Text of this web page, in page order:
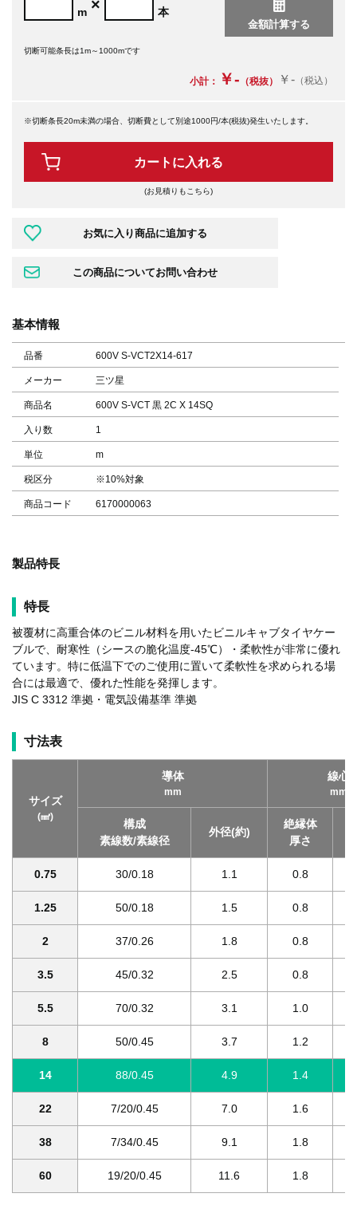
m × 本
切断可能条長は1m～1000mです
小計： ￥- （税抜） ￥- （税込）
※切断条長20m未満の場合、切断費として別途1000円/本(税抜)発生いたします。
カートに入れる
(お見積りもこちら)
基本情報
品番 600V S-VCT2X14-617
メーカー 三ツ星
商品名 600V S-VCT 黒 2C X 14SQ
入り数 1
単位 m
税区分 ※10%対象
商品コード 6170000063
製品特長
特長
被覆材に高重合体のビニル材料を用いたビニルキャブタイヤケー
ブルで、耐寒性（シースの脆化温度-45℃）・柔軟性が非常に優れ
ています。特に低温下でのご使用に置いて柔軟性を求められる場
合には最適で、優れた性能を発揮します。
JIS C 3312 準拠・電気設備基準 準拠
寸法表
サイズ
(㎟)
導体
mm
線心
mm
構成
素線数/素線径
外径(約)
絶縁体
厚さ
0.75 30/0.18 1.1 0.8
1.25 50/0.18 1.5 0.8
2 37/0.26 1.8 0.8
3.5 45/0.32 2.5 0.8
5.5 70/0.32 3.1 1.0
8 50/0.45 3.7 1.2
14 88/0.45 4.9 1.4
22 7/20/0.45 7.0 1.6
38 7/34/0.45 9.1 1.8
60 19/20/0.45 11.6 1.8